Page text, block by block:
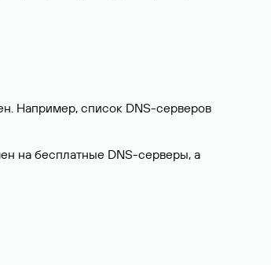
Например, список DNS-серверов
на бесплатные DNS-серверы, а